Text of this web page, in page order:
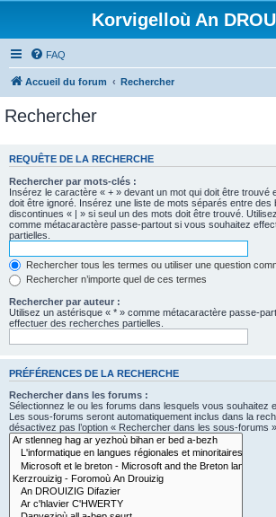
Korvigelloù An
FAQ
Accueil du forum Rechercher
Rechercher
REQUÊTE DE LA RECHERCHE
Rechercher par mots-clés :
Insérez le caractère « + » devant un mot qui doit être trouvé
doit être ignoré. Insérez une liste de mots séparés entre des
discontinues « | » si seul un des mots doit être trouvé.
comme métacaractère passe-partout si vous souhaitez
partielles.
Rechercher tous les termes ou utiliser une question
Rechercher n’importe quel de ces termes
Rechercher par auteur :
Utilisez un astérisque « * » comme métacaractère passe-
effectuer des recherches partielles.
PRÉFÉRENCES DE LA RECHERCHE
Rechercher dans les forums :
Sélectionnez le ou les forums dans lesquels vous souhaitez
Les sous-forums seront automatiquement inclus dans la
désactivez pas l’option « Rechercher dans les sous-forums